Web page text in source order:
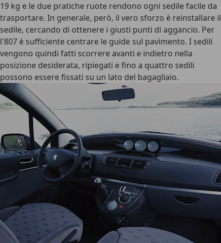
19 kg e le due pratiche ruote rendono ogni sedile facile da
trasportare. In generale, però, il vero sforzo è reinstallare il
sedile, cercando di ottenere i giusti punti di aggancio. Per
l'807 è sufficiente centrare le guide sul pavimento. I sedili
vengono quindi fatti scorrere avanti e indietro nella
posizione desiderata, ripiegati e fino a quattro sedili
possono essere fissati su un lato del bagagliaio.